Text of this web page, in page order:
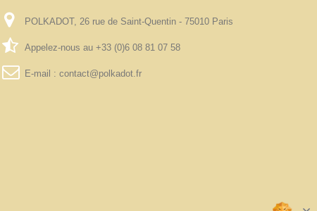
POLKADOT, 26 rue de Saint-Quentin - 75010 Paris
Appelez-nous au +33 (0)6 08 81 07 58
E-mail : contact@polkadot.fr